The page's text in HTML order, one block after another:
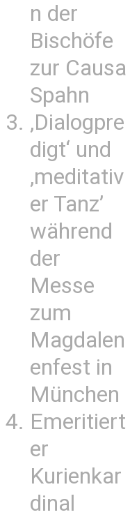
n der
Bischöfe
zur Causa
Spahn
‚Dialogpre
digt‘ und
‚meditativ
er Tanz’
während
der
Messe
zum
Magdalen
enfest in
München
Emeritiert
er
Kurienkar
dinal